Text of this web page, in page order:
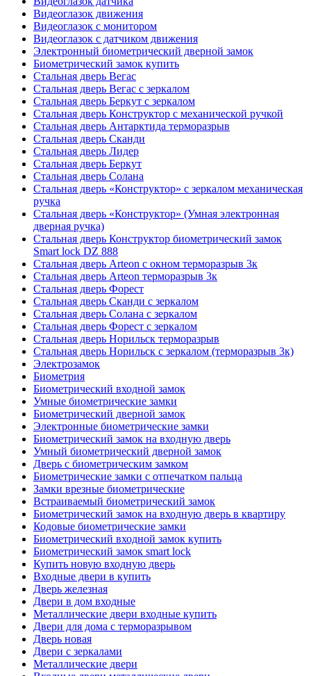
Видеоглазок движения
Видеоглазок с монитором
Видеоглазок с датчиком движения
Электронный биометрический дверной замок
Биометрический замок купить
Стальная дверь Вегас
Стальная дверь Вегас с зеркалом
Стальная дверь Беркут с зеркалом
Стальная дверь Конструктор с механической ручкой
Стальная дверь Антарктида терморазрыв
Стальная дверь Сканди
Стальная дверь Лидер
Стальная дверь Беркут
Стальная дверь Солана
Стальная дверь «Конструктор» с зеркалом механическая
ручка
Стальная дверь «Конструктор» (Умная электронная
дверная ручка)
Стальная дверь Конструктор биометрический замок
Smart lock DZ 888
Стальная дверь Arteon с окном терморазрыв 3к
Стальная дверь Arteon терморазрыв 3к
Стальная дверь Форест
Стальная дверь Сканди с зеркалом
Стальная дверь Солана с зеркалом
Стальная дверь Форест с зеркалом
Стальная дверь Норильск терморазрыв
Стальная дверь Норильск с зеркалом (терморазрыв 3к)
Электрозамок
Биометрия
Биометрический входной замок
Умные биометрические замки
Биометрический дверной замок
Электронные биометрические замки
Биометрический замок на входную дверь
Умный биометрический дверной замок
Дверь с биометрическим замком
Биометрические замки с отпечатком пальца
Замки врезные биометрические
Встраиваемый биометрический замок
Биометрический замок на входную дверь в квартиру
Кодовые биометрические замки
Биометрический входной замок купить
Биометрический замок smart lock
Купить новую входную дверь
Входные двери в купить
Дверь железная
Двери в дом входные
Металлические двери входные купить
Двери для дома с терморазрывом
Дверь новая
Двери с зеркалами
Металлические двери